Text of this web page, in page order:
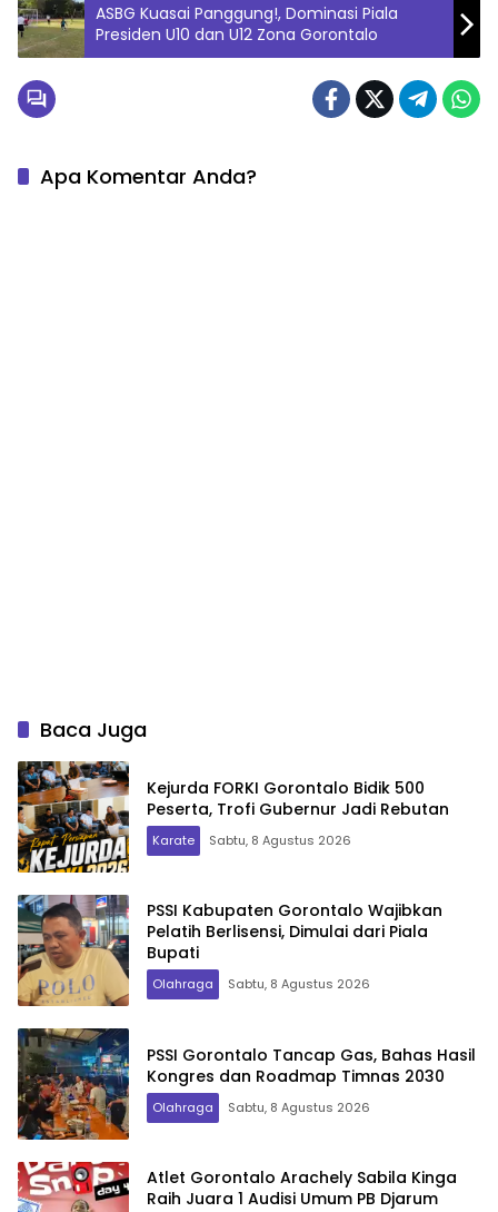
ASBG Kuasai Panggung!, Dominasi Piala
Presiden U10 dan U12 Zona Gorontalo
Apa Komentar Anda?
Baca Juga
Kejurda FORKI Gorontalo Bidik 500
Peserta, Trofi Gubernur Jadi Rebutan
Karate Sabtu, 8 Agustus 2026
PSSI Kabupaten Gorontalo Wajibkan
Pelatih Berlisensi, Dimulai dari Piala
Bupati
Olahraga Sabtu, 8 Agustus 2026
PSSI Gorontalo Tancap Gas, Bahas Hasil
Kongres dan Roadmap Timnas 2030
Olahraga Sabtu, 8 Agustus 2026
Atlet Gorontalo Arachely Sabila Kinga
Raih Juara 1 Audisi Umum PB Djarum